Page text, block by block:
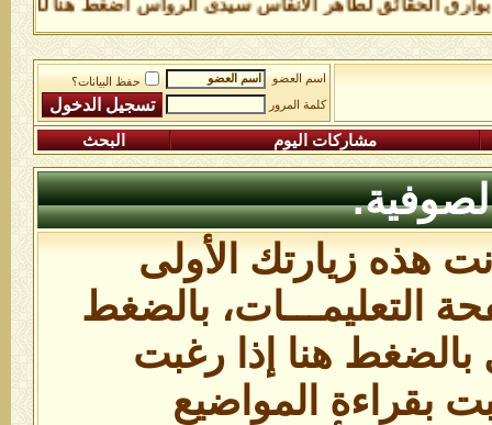
اسم العضو
حفظ البيانات؟
كلمة المرور
مشاركات اليوم البحث
هذه زيارتك الأولى
التعليمـــات، بالضغط
بالضغط هنا إذا رغبت
بقراءة المواضيع